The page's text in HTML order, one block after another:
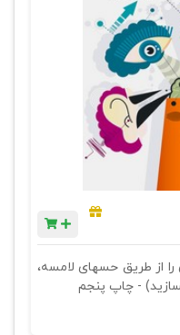
از طریق حسهای لامسه،
- چاپ پنجم